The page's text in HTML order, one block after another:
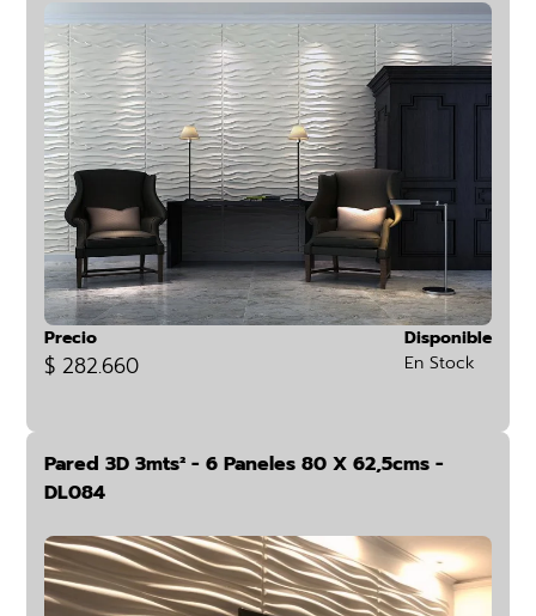
Precio
$ 282.660
Disponible
En Stock
Pared 3D 3mts² - 6 Paneles 80 X 62,5cms -
DL084